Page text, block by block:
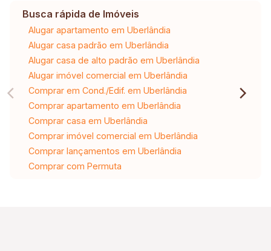
Busca rápida de Imóveis
Alugar apartamento em Uberlândia
Alugar casa padrão em Uberlândia
Alugar casa de alto padrão em Uberlândia
Alugar imóvel comercial em Uberlândia
Comprar em Cond./Edif. em Uberlândia
Comprar apartamento em Uberlândia
Comprar casa em Uberlândia
Comprar imóvel comercial em Uberlândia
Comprar lançamentos em Uberlândia
Comprar com Permuta